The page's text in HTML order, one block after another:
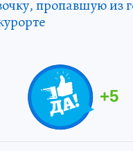
пропавшую из
+5